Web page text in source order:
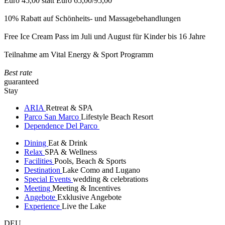
10% Rabatt auf Schönheits- und Massagebehandlungen
Free Ice Cream Pass im Juli und August für Kinder bis 16 Jahre
Teilnahme am Vital Energy & Sport Programm
Best rate
guaranteed
Stay
ARIA Retreat & SPA
Parco San Marco Lifestyle Beach Resort
Dependence Del Parco
Dining Eat & Drink
Relax SPA & Wellness
Facilities Pools, Beach & Sports
Destination Lake Como and Lugano
Special Events wedding & celebrations
Meeting Meeting & Incentives
Angebote Exklusive Angebote
Experience Live the Lake
DEU